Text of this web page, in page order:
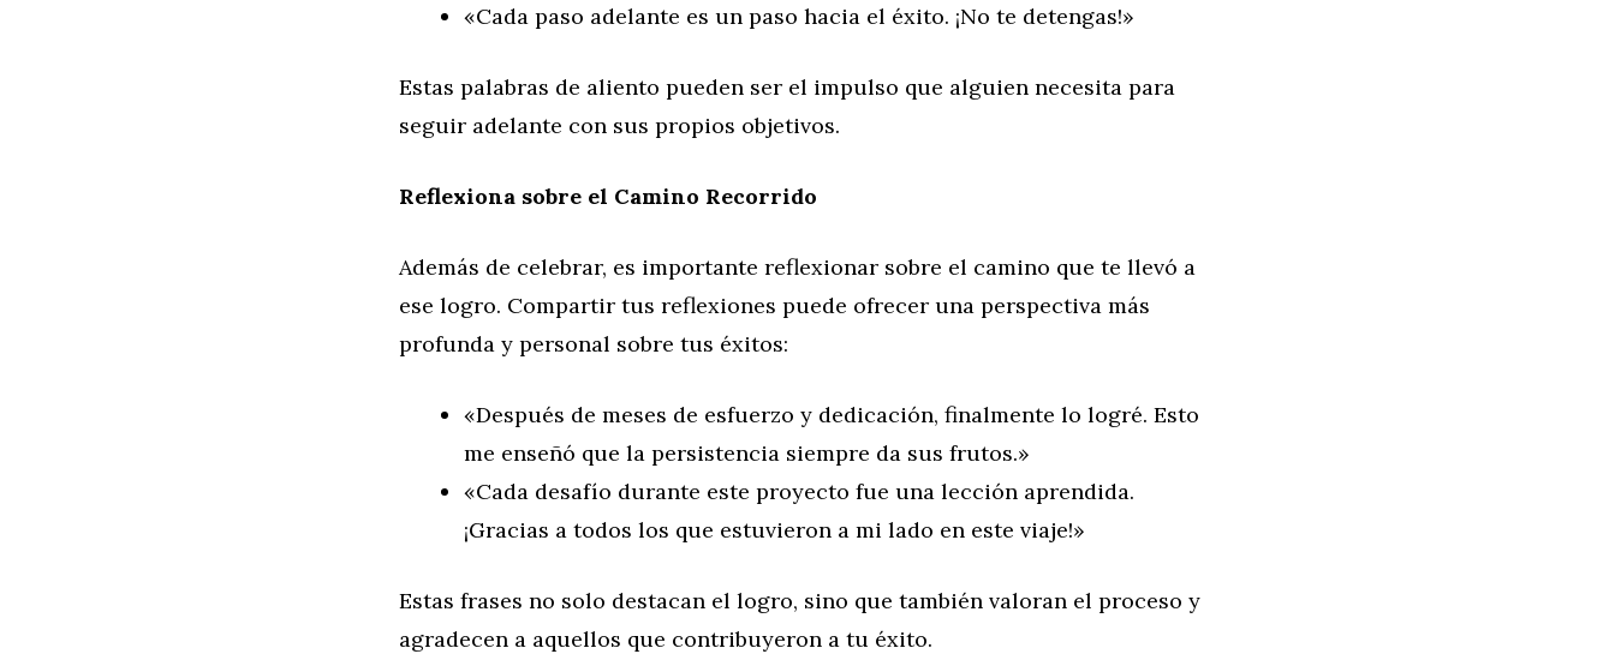
«Cada paso adelante es un paso hacia el éxito. ¡No te detengas!»
Estas palabras de aliento pueden ser el impulso que alguien necesita para
seguir adelante con sus propios objetivos.
Reflexiona sobre el Camino Recorrido
Además de celebrar, es importante reflexionar sobre el camino que te llevó a
ese logro. Compartir tus reflexiones puede ofrecer una perspectiva más
profunda y personal sobre tus éxitos:
«Después de meses de esfuerzo y dedicación, finalmente lo logré. Esto
me enseñó que la persistencia siempre da sus frutos.»
«Cada desafío durante este proyecto fue una lección aprendida.
¡Gracias a todos los que estuvieron a mi lado en este viaje!»
Estas frases no solo destacan el logro, sino que también valoran el proceso y
agradecen a aquellos que contribuyeron a tu éxito.